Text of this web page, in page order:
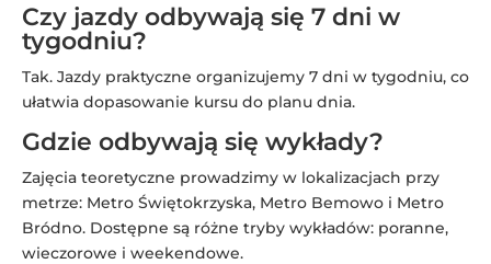
Czy jazdy odbywają się 7 dni w
tygodniu?
Tak. Jazdy praktyczne organizujemy 7 dni w tygodniu, co
ułatwia dopasowanie kursu do planu dnia.
Gdzie odbywają się wykłady?
Zajęcia teoretyczne prowadzimy w lokalizacjach przy
metrze: Metro Świętokrzyska, Metro Bemowo i Metro
Bródno. Dostępne są różne tryby wykładów: poranne,
wieczorowe i weekendowe.